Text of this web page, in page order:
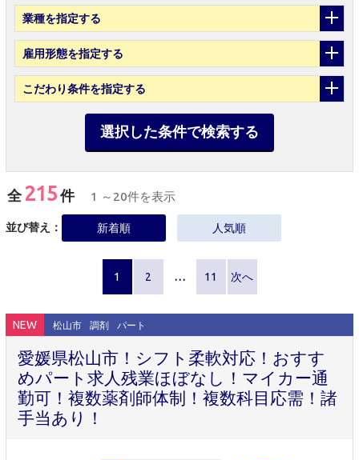
業種を指定する
雇用形態を指定する
こだわり条件を指定する
選択した条件で検索する
全215 件 1 ～20件を表示
並び替え： 新着順 人気順
1 2 … 11 次へ
NEW 松山市 調剤 パート
愛媛県松山市！シフト柔軟対応！おすす
めパート求人残業ほぼなし！マイカー通
勤可！複数薬剤師体制！複数科目応需！諸
手当あり！